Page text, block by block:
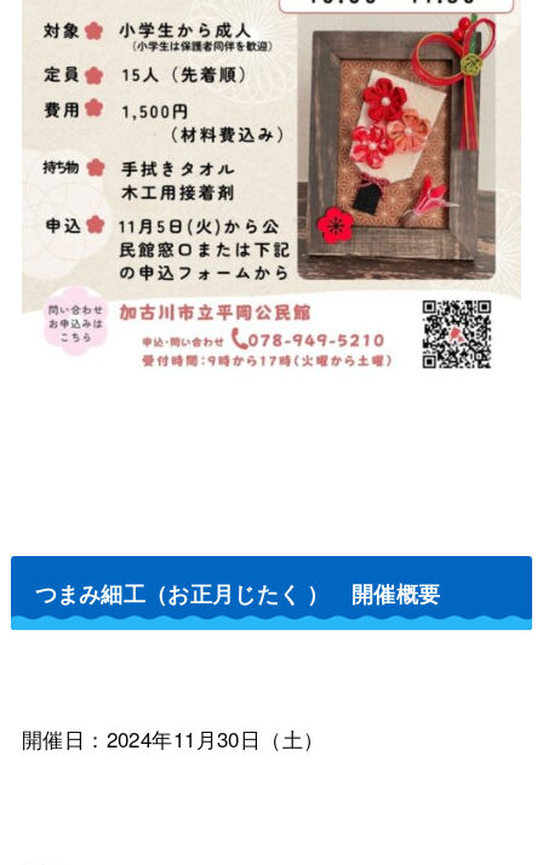
つまみ細工（お正月じたく ） 開催概要
開催日：2024年11月30日（土）